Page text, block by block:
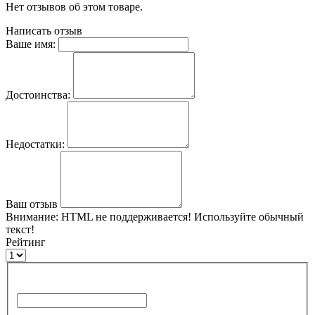
Нет отзывов об этом товаре.
Написать отзыв
Ваше имя:
Достоинства:
Недостатки:
Ваш отзыв
Внимание: HTML не поддерживается! Используйте обычный
текст!
Рейтинг